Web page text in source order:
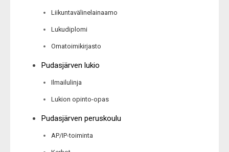
Liikuntavälinelainaamo
Lukudiplomi
Omatoimikirjasto
Pudasjärven lukio
Ilmailulinja
Lukion opinto-opas
Pudasjärven peruskoulu
AP/IP-toiminta